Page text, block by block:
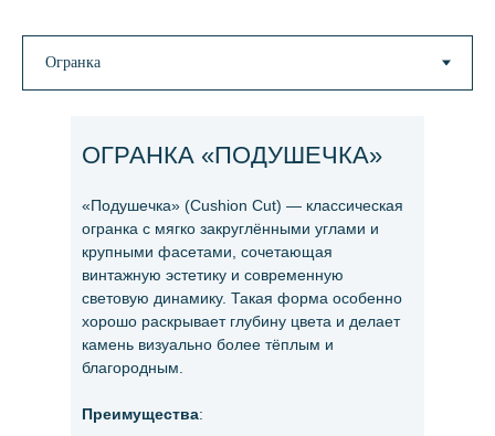
«Подушечка» (Cushion Cut) — классическая
огранка с мягко закруглёнными углами и
крупными фасетами, сочетающая
винтажную эстетику и современную
световую динамику. Такая форма особенно
хорошо раскрывает глубину цвета и делает
камень визуально более тёплым и
благородным.
Преимущества:
ОГРАНКА «ПОДУШЕЧКА»